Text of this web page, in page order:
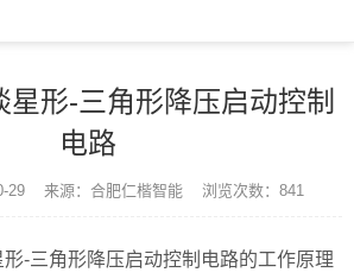
星形-三角形降压启动控制
电路
29 来源：合肥仁楷智能 浏览次数：841
形-三角形降压启动控制电路的工作原理